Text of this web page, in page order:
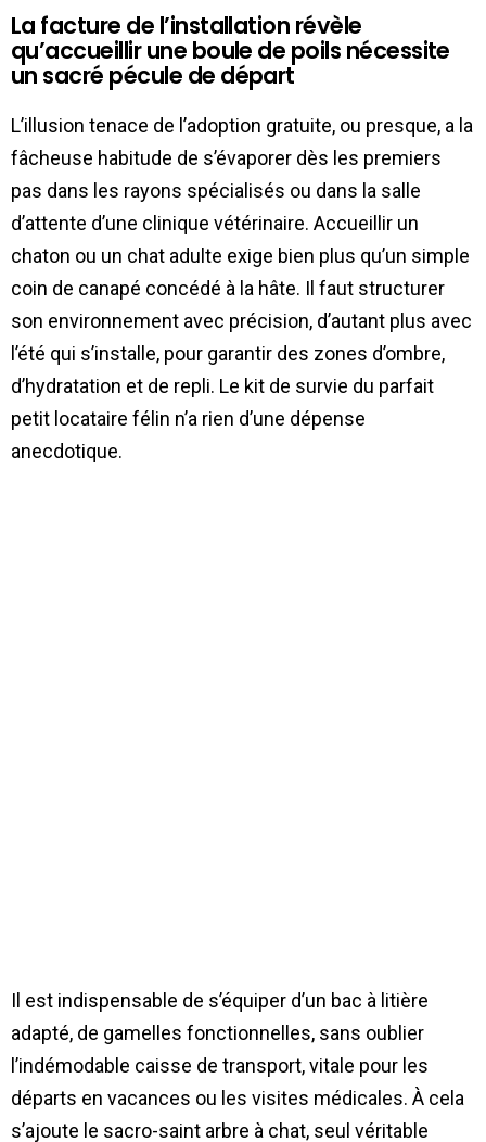
La facture de l’installation révèle
qu’accueillir une boule de poils nécessite
un sacré pécule de départ
L’illusion tenace de l’adoption gratuite, ou presque, a la
fâcheuse habitude de s’évaporer dès les premiers
pas dans les rayons spécialisés ou dans la salle
d’attente d’une clinique vétérinaire. Accueillir un
chaton ou un chat adulte exige bien plus qu’un simple
coin de canapé concédé à la hâte. Il faut structurer
son environnement avec précision, d’autant plus avec
l’été qui s’installe, pour garantir des zones d’ombre,
d’hydratation et de repli. Le kit de survie du parfait
petit locataire félin n’a rien d’une dépense
anecdotique.
Il est indispensable de s’équiper d’un bac à litière
adapté, de gamelles fonctionnelles, sans oublier
l’indémodable caisse de transport, vitale pour les
départs en vacances ou les visites médicales. À cela
s’ajoute le sacro-saint arbre à chat, seul véritable